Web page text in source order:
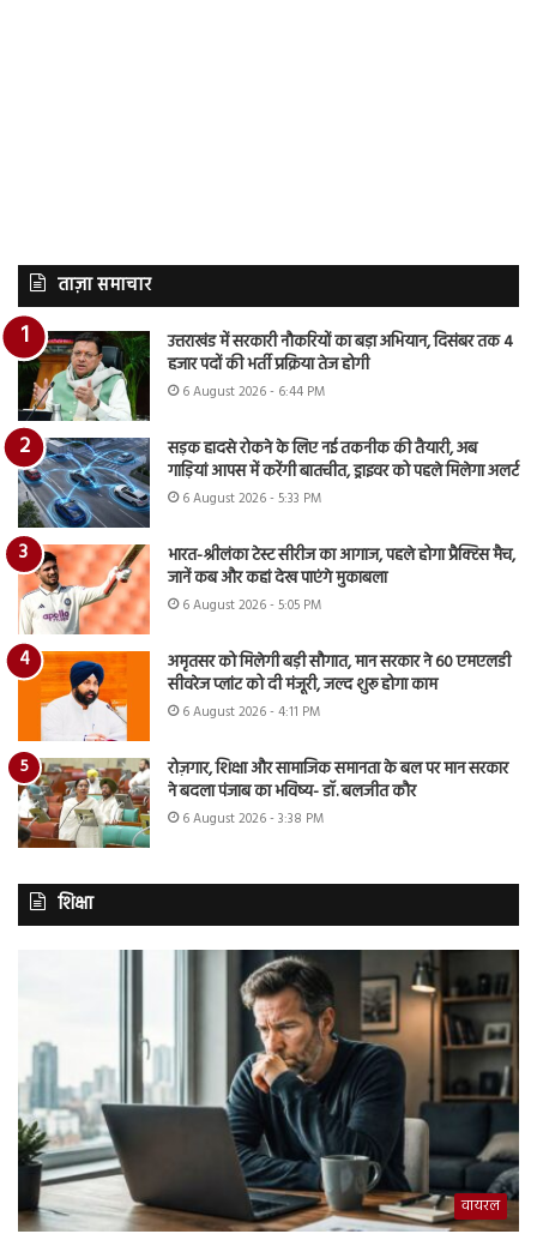
ताज़ा समाचार
उत्तराखंड में सरकारी नौकरियों का बड़ा अभियान, दिसंबर तक 4
हजार पदों की भर्ती प्रक्रिया तेज होगी
6 August 2026 - 6:44 PM
सड़क हादसे रोकने के लिए नई तकनीक की तैयारी, अब
गाड़ियां आपस में करेंगी बातचीत, ड्राइवर को पहले मिलेगा अलर्ट
6 August 2026 - 5:33 PM
भारत-श्रीलंका टेस्ट सीरीज का आगाज, पहले होगा प्रैक्टिस मैच,
जानें कब और कहां देख पाएंगे मुकाबला
6 August 2026 - 5:05 PM
अमृतसर को मिलेगी बड़ी सौगात, मान सरकार ने 60 एमएलडी
सीवरेज प्लांट को दी मंजूरी, जल्द शुरू होगा काम
6 August 2026 - 4:11 PM
रोज़गार, शिक्षा और सामाजिक समानता के बल पर मान सरकार
ने बदला पंजाब का भविष्य- डॉ. बलजीत कौर
6 August 2026 - 3:38 PM
शिक्षा
वायरल